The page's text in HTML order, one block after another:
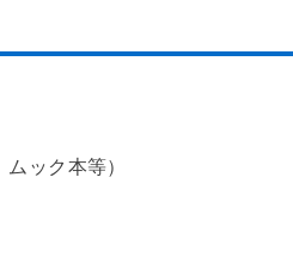
ック本等）